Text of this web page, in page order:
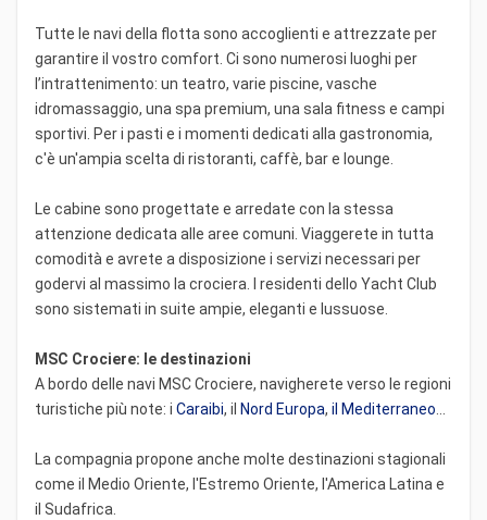
Tutte le navi della flotta sono accoglienti e attrezzate per
garantire il vostro comfort. Ci sono numerosi luoghi per
l’intrattenimento: un teatro, varie piscine, vasche
idromassaggio, una spa premium, una sala fitness e campi
sportivi. Per i pasti e i momenti dedicati alla gastronomia,
c'è un'ampia scelta di ristoranti, caffè, bar e lounge.
Le cabine sono progettate e arredate con la stessa
attenzione dedicata alle aree comuni. Viaggerete in tutta
comodità e avrete a disposizione i servizi necessari per
godervi al massimo la crociera. I residenti dello Yacht Club
sono sistemati in suite ampie, eleganti e lussuose.
MSC Crociere: le destinazioni
A bordo delle navi MSC Crociere, navigherete verso le regioni
turistiche più note: i Caraibi, il Nord Europa, il Mediterraneo
La compagnia propone anche molte destinazioni stagionali
come il Medio Oriente, l'Estremo Oriente, l'America Latina e
il Sudafrica.